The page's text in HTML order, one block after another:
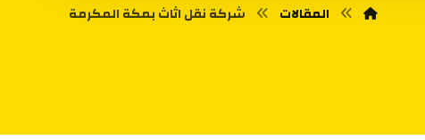
المقالات شركة نقل اثاث بمكة المكرمة